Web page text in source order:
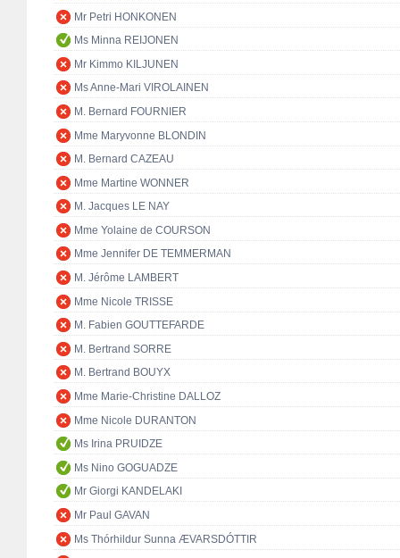
Mr Petri HONKONEN
Ms Minna REIJONEN
Mr Kimmo KILJUNEN
Ms Anne-Mari VIROLAINEN
M. Bernard FOURNIER
Mme Maryvonne BLONDIN
M. Bernard CAZEAU
Mme Martine WONNER
M. Jacques LE NAY
Mme Yolaine de COURSON
Mme Jennifer DE TEMMERMAN
M. Jérôme LAMBERT
Mme Nicole TRISSE
M. Fabien GOUTTEFARDE
M. Bertrand SORRE
M. Bertrand BOUYX
Mme Marie-Christine DALLOZ
Mme Nicole DURANTON
Ms Irina PRUIDZE
Ms Nino GOGUADZE
Mr Giorgi KANDELAKI
Mr Paul GAVAN
Ms Thórhildur Sunna ÆVARSDÓTTIR